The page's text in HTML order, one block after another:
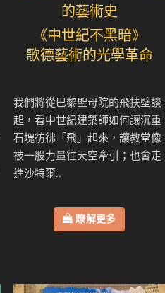
的藝術史
《中世紀不黑暗》
歌德藝術的光學革命
我們將從巴黎聖母院的飛扶壁談
起，看中世紀建築師如何讓沉重
石塊彷彿「飛」起來，讓教堂像
被一股力量往天空牽引；也會走
進沙特爾..
瞭解更多